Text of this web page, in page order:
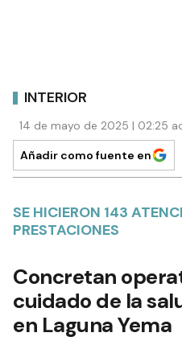
INTERIOR
14 de mayo de 2025 | 02:25
Añadir como fuente en
SE HICIERON 143
PRESTACIONES
Concretan
cuidado de la
en Laguna Yema